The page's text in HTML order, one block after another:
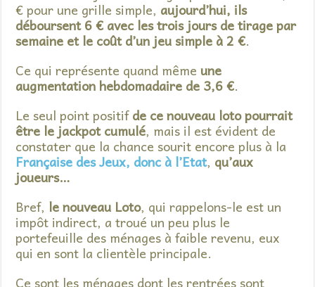
€ pour une grille simple, aujourd’hui, ils
déboursent 6 € avec les trois jours de tirage par
semaine et le coût d’un jeu simple à 2 €.
Ce qui représente quand même une
augmentation hebdomadaire de 3,6 €.
Le seul point positifde ce nouveau loto pourrait
être le jackpot cumulé, mais il est évident de
constater que la chance sourit encore plus à la
Française des Jeux, donc à l’Etat, qu’aux
joueurs…
Bref, le nouveau Loto, qui rappelons-le est un
impôt indirect, a troué un peu plus le
portefeuille des ménages à faible revenu, eux
qui en sont la clientèle principale.
Ce sont les ménages dont les rentrées sont